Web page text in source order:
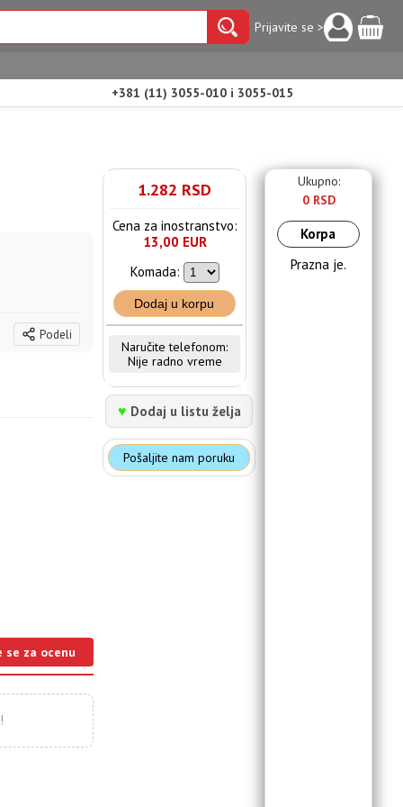
Prijavite se >
+381 (11) 3055-010 i 3055-015
Podeli
se za ocenu
1.282 RSD
Cena za inostranstvo:
13,00 EUR
Komada:
Dodaj u korpu
Naručite telefonom:
Nije radno vreme
♥ Dodaj u listu želja
Pošaljite nam poruku
Ukupno:
0 RSD
Korpa
Prazna je.